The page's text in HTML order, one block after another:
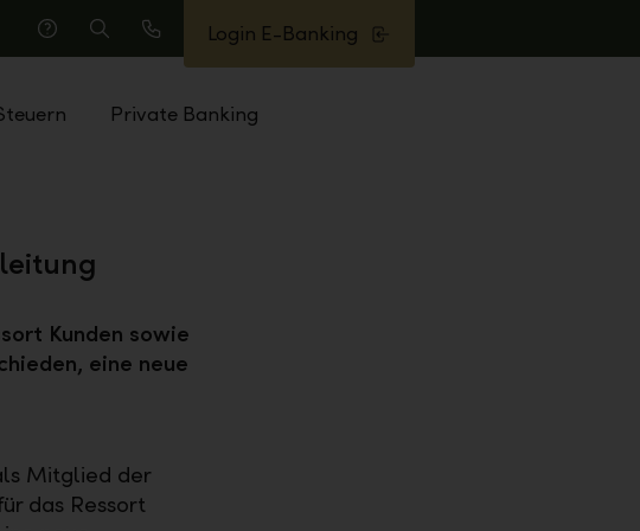
Hilfe
Suche
Anrufen
Login E-Banking
Private Banking
Kunden sowie
eine neue
Mitglied der
das Ressort